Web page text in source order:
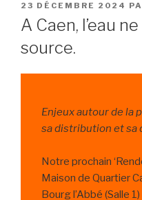
PUBLIÉ
LE
23 DÉCEMBRE 2024
A Caen, l’eau
source.
Enjeux autour de la
sa distribution et sa
Notre prochain
Maison de Quartier
Bourg l’Abbé (Salle